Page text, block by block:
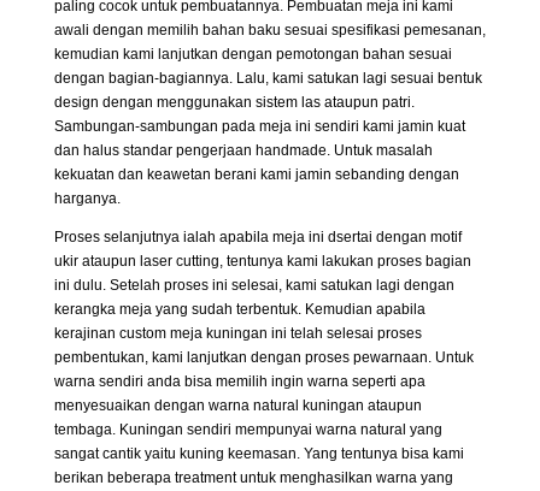
paling cocok untuk pembuatannya. Pembuatan meja ini kami
awali dengan memilih bahan baku sesuai spesifikasi pemesanan,
kemudian kami lanjutkan dengan pemotongan bahan sesuai
dengan bagian-bagiannya. Lalu, kami satukan lagi sesuai bentuk
design dengan menggunakan sistem las ataupun patri.
Sambungan-sambungan pada meja ini sendiri kami jamin kuat
dan halus standar pengerjaan handmade. Untuk masalah
kekuatan dan keawetan berani kami jamin sebanding dengan
harganya.
Proses selanjutnya ialah apabila meja ini dsertai dengan motif
ukir ataupun laser cutting, tentunya kami lakukan proses bagian
ini dulu. Setelah proses ini selesai, kami satukan lagi dengan
kerangka meja yang sudah terbentuk. Kemudian apabila
kerajinan custom meja kuningan ini telah selesai proses
pembentukan, kami lanjutkan dengan proses pewarnaan. Untuk
warna sendiri anda bisa memilih ingin warna seperti apa
menyesuaikan dengan warna natural kuningan ataupun
tembaga. Kuningan sendiri mempunyai warna natural yang
sangat cantik yaitu kuning keemasan. Yang tentunya bisa kami
berikan beberapa treatment untuk menghasilkan warna yang